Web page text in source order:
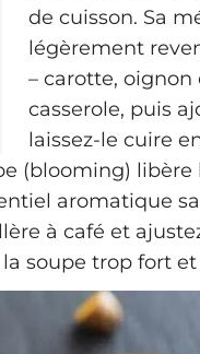
de cuisson. Sa
légèrement
– carotte, oignon
casserole, puis
laissez-le cuire
(blooming) libère
aromatique
à café et
soupe trop fort